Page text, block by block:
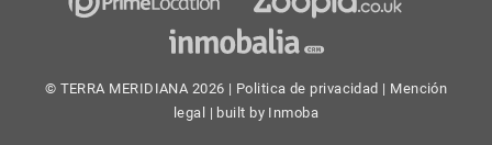
© TERRA MERIDIANA 2026 | Politica de privacidad | Mención
legal | built by Inmoba